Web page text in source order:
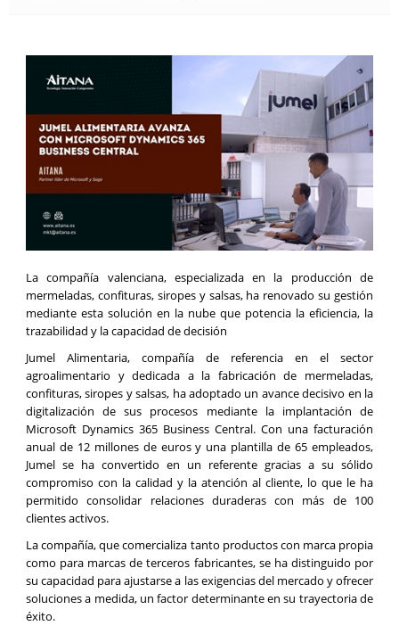
La compañía valenciana, especializada en la producción de
mermeladas, confituras, siropes y salsas, ha renovado su gestión
mediante esta solución en la nube que potencia la eficiencia, la
trazabilidad y la capacidad de decisión
Jumel Alimentaria, compañía de referencia en el sector
agroalimentario y dedicada a la fabricación de mermeladas,
confituras, siropes y salsas, ha adoptado un avance decisivo en la
digitalización de sus procesos mediante la implantación de
Microsoft Dynamics 365 Business Central. Con una facturación
anual de 12 millones de euros y una plantilla de 65 empleados,
Jumel se ha convertido en un referente gracias a su sólido
compromiso con la calidad y la atención al cliente, lo que le ha
permitido consolidar relaciones duraderas con más de 100
clientes activos.
La compañía, que comercializa tanto productos con marca propia
como para marcas de terceros fabricantes, se ha distinguido por
su capacidad para ajustarse a las exigencias del mercado y ofrecer
soluciones a medida, un factor determinante en su trayectoria de
éxito.